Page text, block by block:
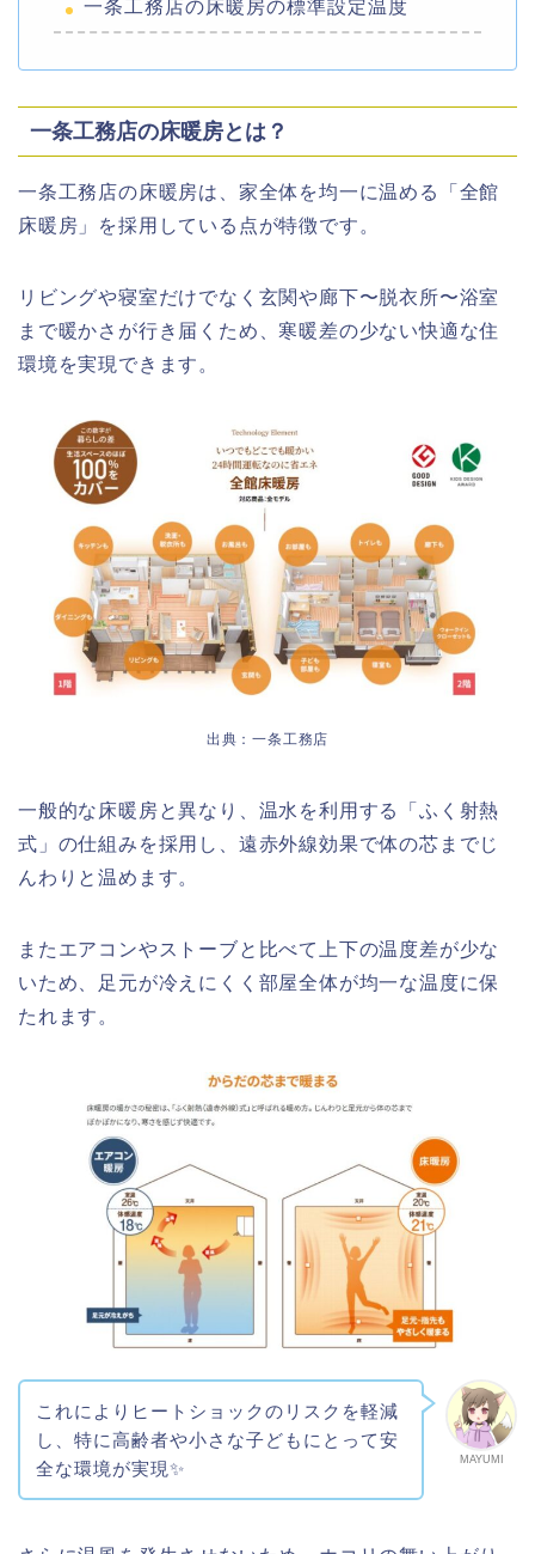
一条工務店の床暖房の標準設定温度
一条工務店の床暖房とは？
一条工務店の床暖房は、家全体を均一に温める「全館
床暖房」を採用している点が特徴です。
リビングや寝室だけでなく玄関や廊下〜脱衣所〜浴室
まで暖かさが行き届くため、寒暖差の少ない快適な住
環境を実現できます。
出典：一条工務店
一般的な床暖房と異なり、温水を利用する「ふく射熱
式」の仕組みを採用し、遠赤外線効果で体の芯までじ
んわりと温めます。
またエアコンやストーブと比べて上下の温度差が少な
いため、足元が冷えにくく部屋全体が均一な温度に保
たれます。
MAYUMI
これによりヒートショックのリスクを軽減
し、特に高齢者や小さな子どもにとって安
全な環境が実現✨